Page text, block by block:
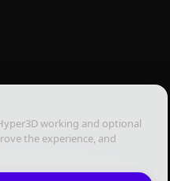
working and optional
the experience, and